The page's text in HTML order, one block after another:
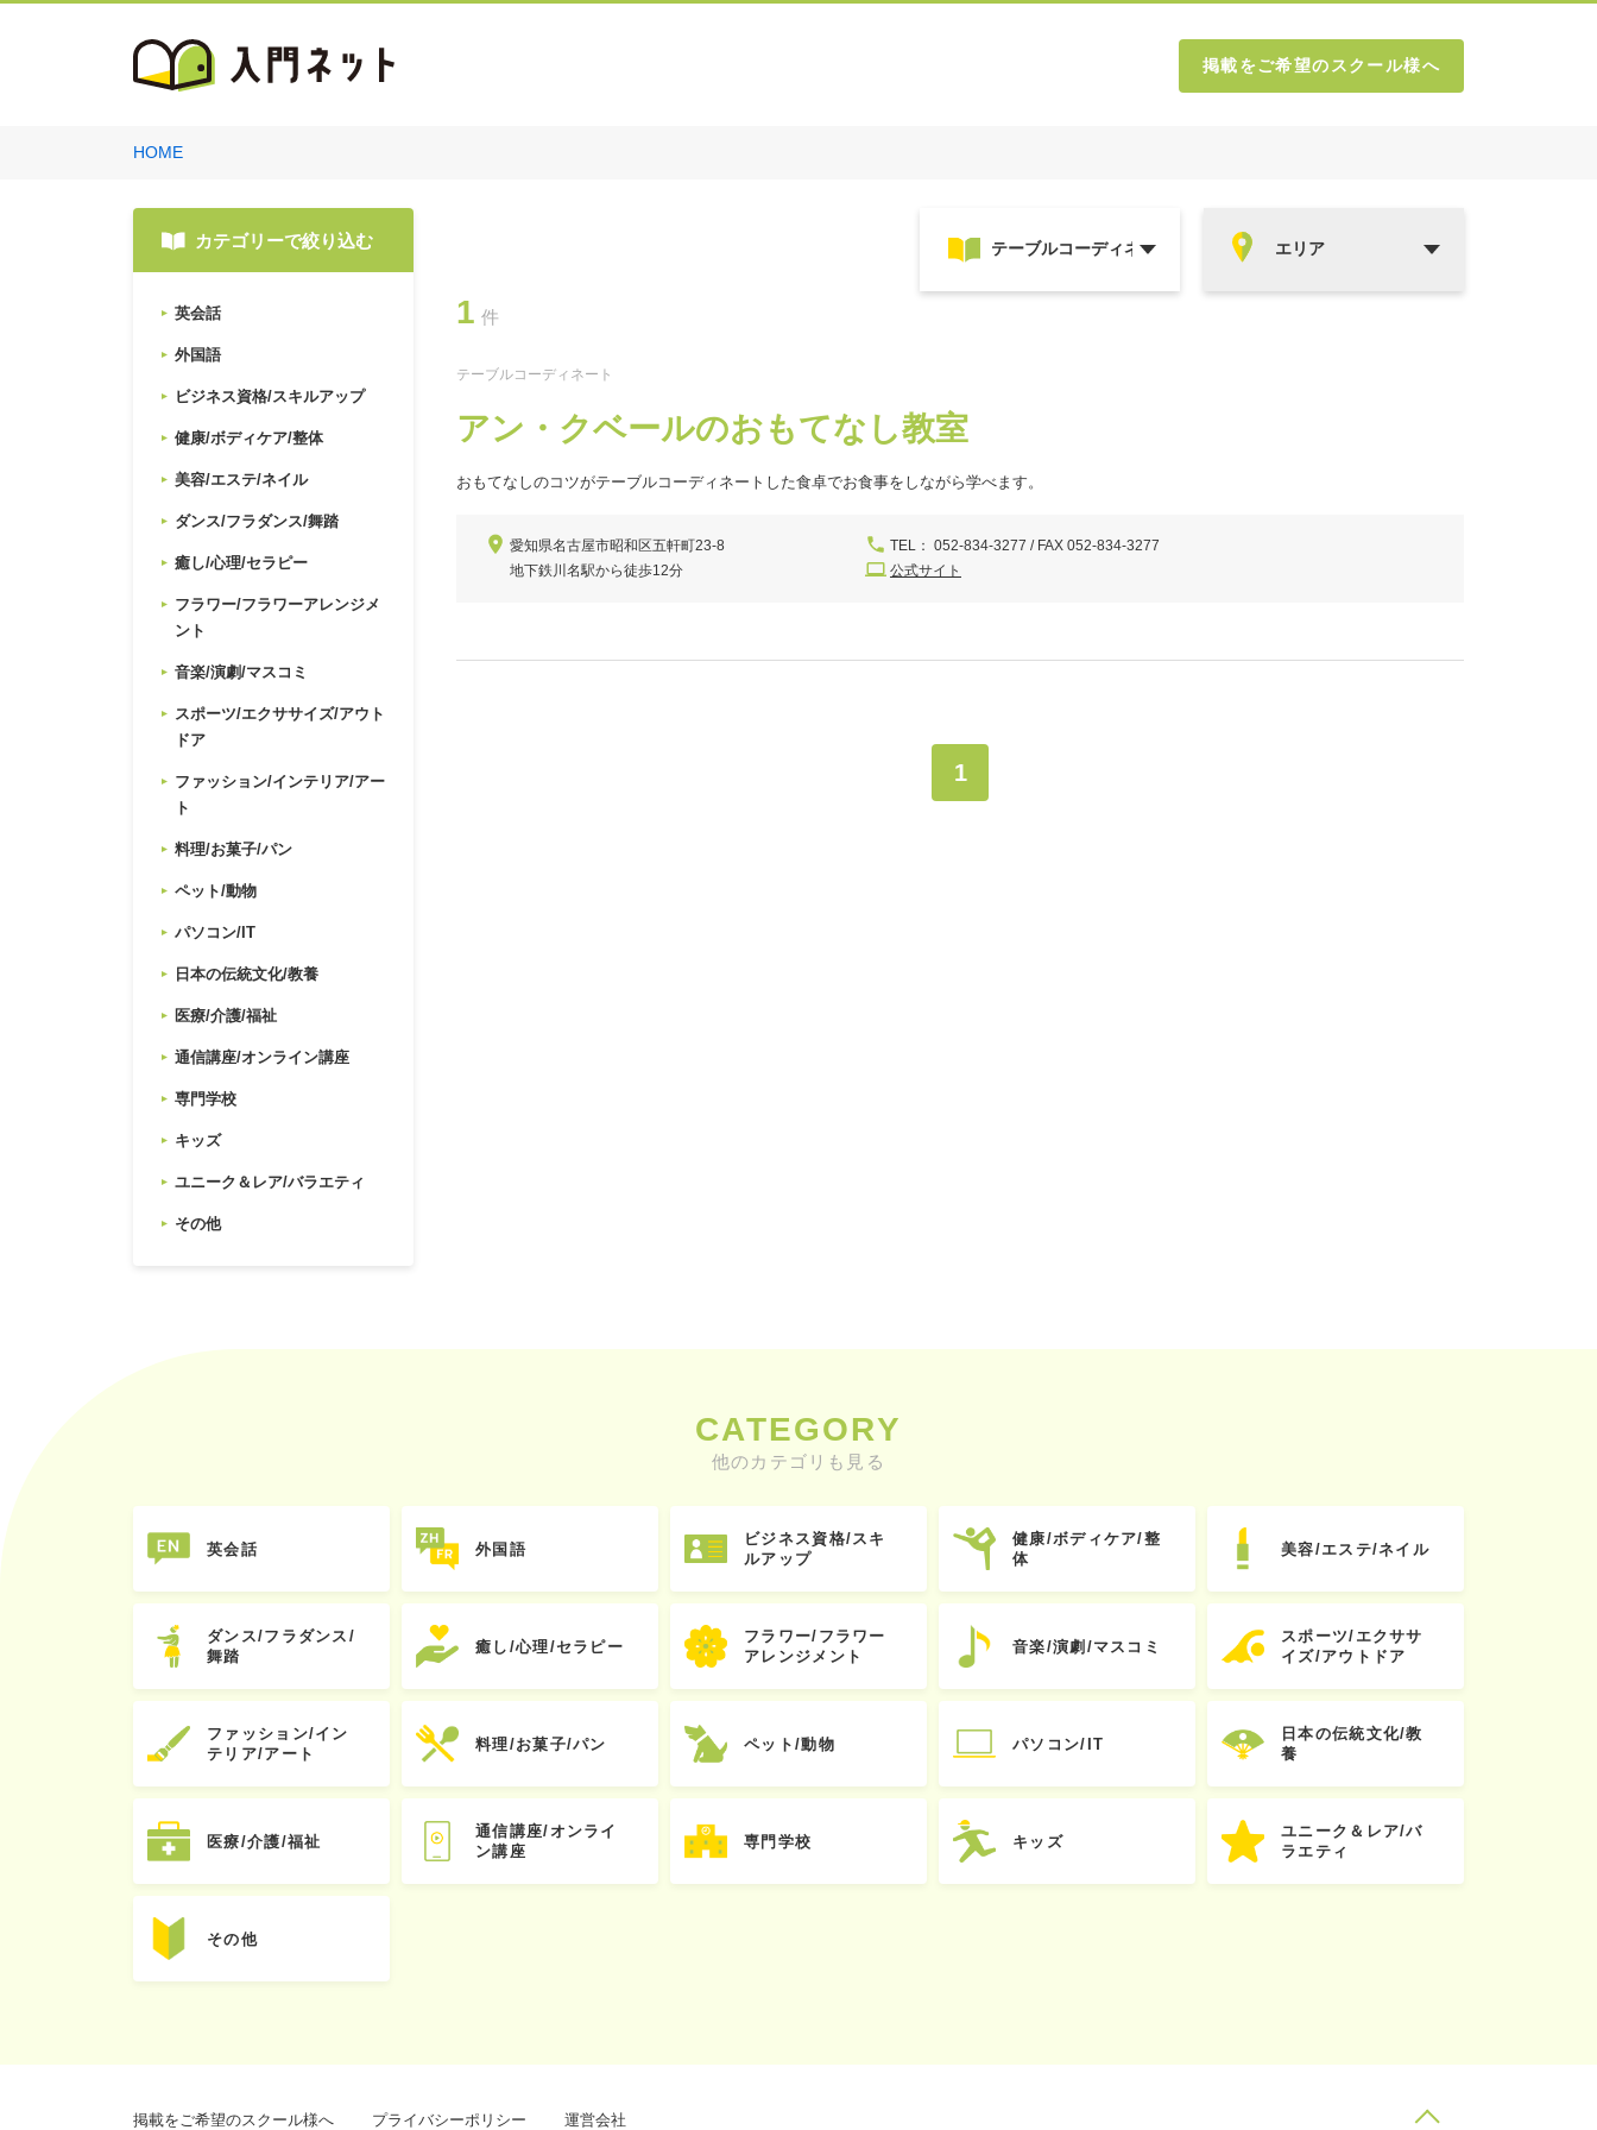
掲載をご希望のスクール様へ
HOME
カテゴリーで絞り込む
英会話
外国語
ビジネス資格/スキルアップ
健康/ボディケア/整体
美容/エステ/ネイル
ダンス/フラダンス/舞踏
癒し/心理/セラピー
フラワー/フラワーアレンジメ
ント
音楽/演劇/マスコミ
スポーツ/エクササイズ/アウト
ドア
ファッション/インテリア/アー
ト
料理/お菓子/パン
ペット/動物
パソコン/IT
日本の伝統文化/教養
医療/介護/福祉
通信講座/オンライン講座
専門学校
キッズ
ユニーク＆レア/バラエティ
その他
1 件
テーブルコーディネート
アン・クベールのおもてなし教室
おもてなしのコツがテーブルコーディネートした食卓でお食事をしながら学べます。
愛知県名古屋市昭和区五軒町23-8
地下鉄川名駅から徒歩12分
TEL： 052-834-3277 / FAX 052-834-3277
公式サイト
1
CATEGORY
他のカテゴリも見る
英会話 外国語
ビジネス資格/スキ
ルアップ
健康/ボディケア/整
体
美容/エステ/ネイル
ダンス/フラダンス/
舞踏
癒し/心理/セラピー
フラワー/フラワー
アレンジメント
音楽/演劇/マスコミ
スポーツ/エクササ
イズ/アウトドア
ファッション/イン
テリア/アート
料理/お菓子/パン ペット/動物 パソコン/IT
日本の伝統文化/教
養
医療/介護/福祉
通信講座/オンライ
ン講座
専門学校 キッズ
ユニーク＆レア/バ
ラエティ
その他
掲載をご希望のスクール様へ プライバシーポリシー 運営会社